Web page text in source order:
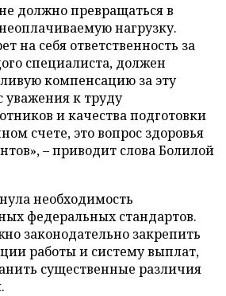
должно превращаться в
нагрузку.
на себя ответственность за
специалиста, должен
компенсацию за эту
уважения к труду
и качества подготовки
счете, это вопрос здоровья
– приводит слова Болилой
необходимость
федеральных стандартов.
законодательно закрепить
работы и систему выплат,
существенные различия